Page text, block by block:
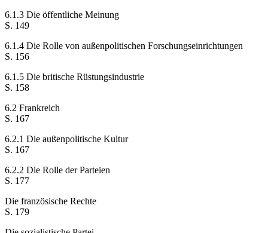
6.1.3 Die öffentliche Meinung
S. 149
6.1.4 Die Rolle von außenpolitischen Forschungseinrichtungen
S. 156
6.1.5 Die britische Rüstungsindustrie
S. 158
6.2 Frankreich
S. 167
6.2.1 Die außenpolitische Kultur
S. 167
6.2.2 Die Rolle der Parteien
S. 177
Die französische Rechte
S. 179